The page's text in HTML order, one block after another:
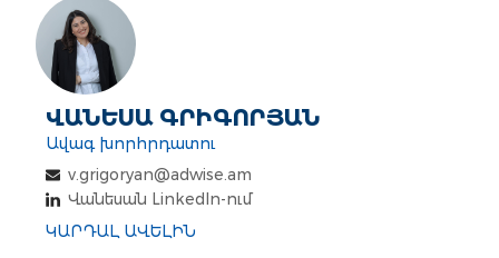
ՎԱՆԵՍԱ ԳՐԻԳՈՐՅԱՆ
Ավագ խորհրդատու
v.grigoryan@adwise.am
Վանեսան LinkedIn-ում
ԿԱՐԴԱԼ ԱՎԵԼԻՆ